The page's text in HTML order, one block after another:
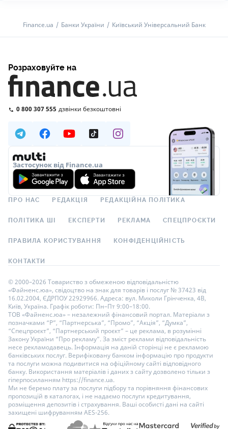
Finance.ua Банки України Київський Універсальний Банк
Розраховуйте на
0 800 307 555 дзвінки безкоштовні
Застосунок від Finance.ua
ПРО НАС РЕДАКЦІЯ РЕДАКЦІЙНА ПОЛІТИКА
ПОЛІТИКА ШІ ЕКСПЕРТИ РЕКЛАМА СПЕЦПРОЄКТИ
ПРАВИЛА КОРИСТУВАННЯ КОНФІДЕНЦІЙНІСТЬ
КОНТАКТИ
© 2000–2026 Товариство з обмеженою відповідальністю
«Файненс.юа», свідоцтво на знак для товарів і послуг № 37423 від
16.02.2004, ЄДРПОУ 22929966. Адреса: вул. Миколи Грінченка, 4В,
Київ, Україна. Графік роботи: Пн–Пт 9:00–18:00.
ТОВ «Файненс.юа» – незалежний фінансовий портал. Матеріали з
позначками “Р”, “Партнерська”, “Промо”, “Акція”, “Думка”,
“Спецпроєкт”, “Партнерський проєкт” – це реклама, в розумінні
Закону України “Про рекламу”. За зміст реклами відповідальність
несе рекламодавець. Інформація на даній сторінці не є рекламою
банківських послуг. Верифіковану банком інформацію про продукти
та послуги можна подивитися на офіційному сайті відповідного
банку. Використання матеріалів і даних з сайту дозволено тільки з
гіперпосиланням https://finance.ua.
Ми не беремо плату за послуги підбору та порівняння фінансових
пропозицій в каталогах, і не надаємо послуги кредитування,
розміщення депозитів і страхування. Ваші особисті дані на сайті
захищені шифруванням AES-256.